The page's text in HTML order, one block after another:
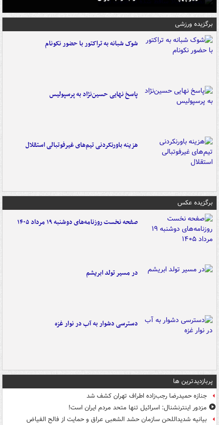
برگزیده ورزشی
شوک شبانه به تراکتور با حضور نکونام
پاسخ نهایی حسین‌نژاد به پرسپولیس
هزینه باورنکردنی تیم‌های غیرفوتبالی استقلال
برگزیده عکس
صفحه نخست روزنامه‌های دوشنبه ۱۹ مرداد ۱۴۰۵
در مسیر تولد ابریشم
دسترسی دشوار به آب در نوار غزه
پربازدیدترین ها
جنازه حمیدرضا رجب‌زاده اطراف تهران کشف شد
مزدور اینترنشنال: اسرائیل تنها متحد مردم ایران است!
بیانیه شدیداللحن سازمان حشد الشعبی عراق و حمایت از فالح الفیاض